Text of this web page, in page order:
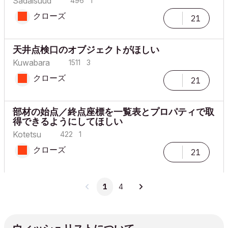
クローズ 21
天井点検口のオブジェクトがほしい
Kuwabara 1511 3
クローズ 21
部材の始点／終点座標を一覧表とプロパティで取
得できるようにしてほしい
Kotetsu 422 1
クローズ 21
1 4